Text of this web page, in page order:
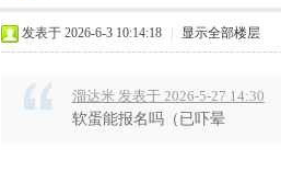
发表于 2026-6-3 10:14:18 显示全部楼层
溜达米 发表于 2026-5-27 14:30
软蛋能报名吗（已吓晕